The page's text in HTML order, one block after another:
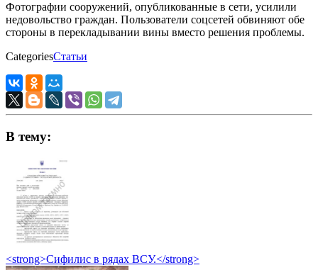
Фотографии сооружений, опубликованные в сети, усилили
недовольство граждан. Пользователи соцсетей обвиняют обе
стороны в перекладывании вины вместо решения проблемы.
CategoriesСтатьи
В тему:
<strong>Сифилис в рядах ВСУ.</strong>